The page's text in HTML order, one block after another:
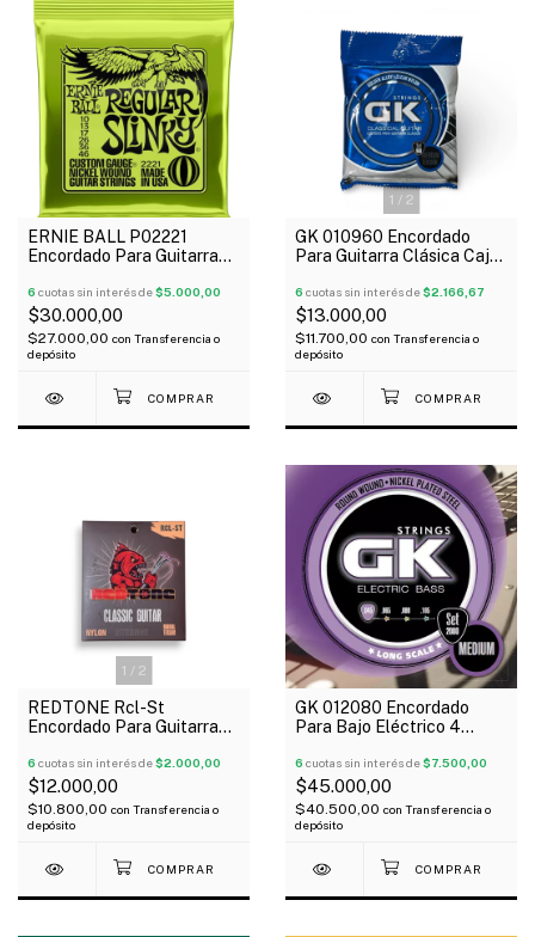
ERNIE BALL P02221
Encordado Para Guitarra
010-046
6 cuotas sin interés de$5.000,00
$30.000,00
$27.000,00 con Transferencia o
depósito
1 / 2
GK 010960 Encordado
Para Guitarra Clásica Caja
6 cuotas sin interés de$2.166,67
$13.000,00
$11.700,00 con Transferencia o
depósito
1 / 2
REDTONE Rcl-St
Encordado Para Guitarra
6 cuotas sin interés de$2.000,00
$12.000,00
$10.800,00 con Transferencia o
depósito
GK 012080 Encordado
Para Bajo Eléctrico 4
045-105 Medium
6 cuotas sin interés de$7.500,00
$45.000,00
$40.500,00 con Transferencia o
depósito